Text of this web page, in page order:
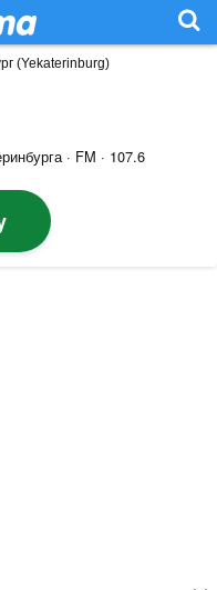
(Yekaterinburg)
· FM · 107.6